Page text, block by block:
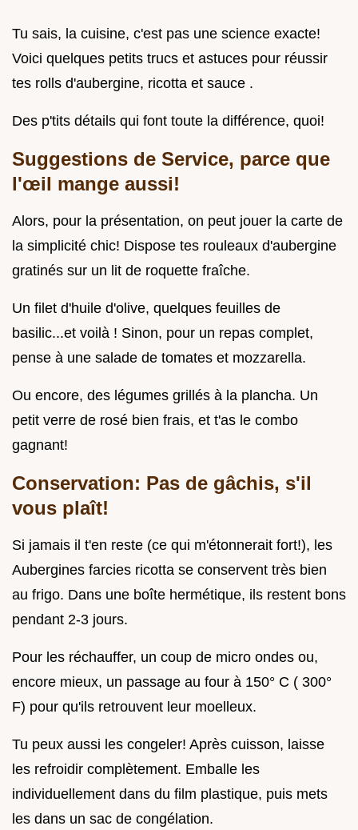
Tu sais, la cuisine, c'est pas une science exacte!
Voici quelques petits trucs et astuces pour réussir
tes rolls d'aubergine, ricotta et sauce .
Des p'tits détails qui font toute la différence, quoi!
Suggestions de Service, parce que
l'œil mange aussi!
Alors, pour la présentation, on peut jouer la carte de
la simplicité chic! Dispose tes rouleaux d'aubergine
gratinés sur un lit de roquette fraîche.
Un filet d'huile d'olive, quelques feuilles de
basilic...et voilà ! Sinon, pour un repas complet,
pense à une salade de tomates et mozzarella.
Ou encore, des légumes grillés à la plancha. Un
petit verre de rosé bien frais, et t'as le combo
gagnant!
Conservation: Pas de gâchis, s'il
vous plaît!
Si jamais il t'en reste (ce qui m'étonnerait fort!), les
Aubergines farcies ricotta se conservent très bien
au frigo. Dans une boîte hermétique, ils restent bons
pendant 2-3 jours.
Pour les réchauffer, un coup de micro ondes ou,
encore mieux, un passage au four à 150° C ( 300°
F) pour qu'ils retrouvent leur moelleux.
Tu peux aussi les congeler! Après cuisson, laisse
les refroidir complètement. Emballe les
individuellement dans du film plastique, puis mets
les dans un sac de congélation.